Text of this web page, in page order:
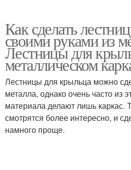
Как сделать
своими руками из
Лестницы для
металлическом
Лестницы для крыльца можно
металла, однако очень часто из
материала делают лишь каркас.
смотрятся более интересно, и
намного проще.